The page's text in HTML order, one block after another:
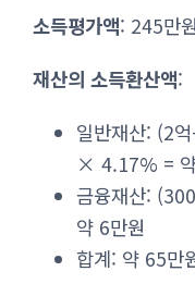
소득평가액: 245만
재산의 소득환산액:
일반재산: (2
× 4.17% =
금융재산:
약 6만원
합계: 약 65만